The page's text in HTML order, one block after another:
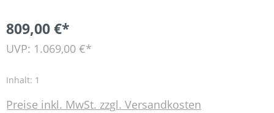
809,00 €*
UVP: 1.069,00 €*
Inhalt: 1
Preise inkl. MwSt. zzgl. Versandkosten